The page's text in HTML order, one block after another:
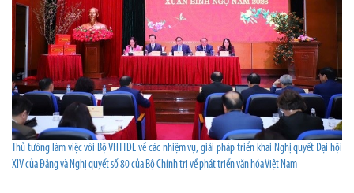
Thủ tướng làm việc với Bộ VHTTDL về các nhiệm vụ, giải pháp triển khai Nghị quyết Đại hội
XIV của Đảng và Nghị quyết số 80 của Bộ Chính trị về phát triển văn hóa Việt Nam